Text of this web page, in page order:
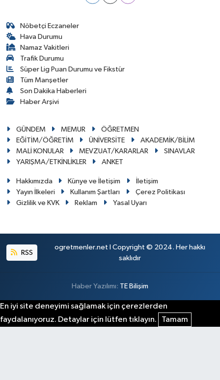
Nöbetçi Eczaneler
Hava Durumu
Namaz Vakitleri
Trafik Durumu
Süper Lig Puan Durumu ve Fikstür
Tüm Manşetler
Son Dakika Haberleri
Haber Arşivi
GÜNDEM MEMUR
ÖĞRETMEN
EĞİTİM/ÖĞRETİM
ÜNİVERSİTE
AKADEMİK/BİLİM
MALİ KONULAR
MEVZUAT/KARARLAR
SINAVLAR
YARIŞMA/ETKİNLİKLER
ANKET
Hakkımızda Künye ve İletişim
İletişim
Yayın İlkeleri
Kullanım Şartları
Çerez Politikası
Gizlilik ve KVK
Reklam Yasal Uyarı
RSS
ogretmenler.net I Copyright © 2024. Her hakkı
saklıdır
Haber Yazılımı: TE Bilişim
En iyi site deneyimi sağlamak için çerezlerden
faydalanıyoruz. Detaylar için lütfen tıklayın.
Tamam